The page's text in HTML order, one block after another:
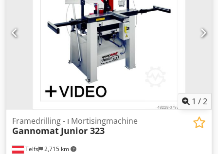
1 /2
Telfs 2,715 km
Framedrilling - ו Mortisingmachine
Gannomat Junior 323